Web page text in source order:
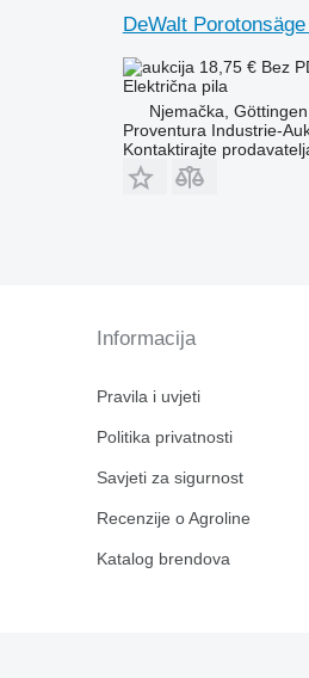
DeWalt
18,75 € Bez
Električna pila
Njemačka, Göttingen
Proventura Industrie-
Kontaktirajte
Informacija
Pravila i uvjeti
Politika privatnosti
Savjeti za sigurnost
Recenzije o Agroline
Katalog brendova